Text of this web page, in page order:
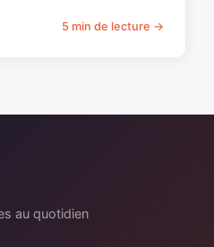
5 min de lecture →
au quotidien